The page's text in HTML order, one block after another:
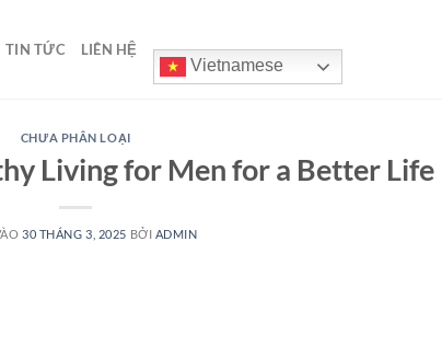
TIN TỨC LIÊN HỆ
Vietnamese
CHƯA PHÂN LOẠI
Living for Men for a Better Life
30 THÁNG 3, 2025 BỞI ADMIN